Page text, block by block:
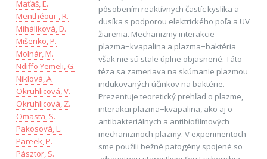
Maťáš, E.
Menthéour , R.
Miháliková, D.
Mišenko, P.
Molnár, M.
Ndiffo Yemeli, G.
Niklová, A.
Okruhlicová, V.
Okruhlicová, Z.
Omasta, S.
Pakosová, L.
Pareek, P.
Pásztor, S.
pôsobením reaktívnych častíc kyslíka a
dusíka s podporou elektrického poľa a UV
žiarenia. Mechanizmy interakcie
plazma−kvapalina a plazma−baktéria
však nie sú stale úplne objasnené. Táto
téza sa zameriava na skúmanie plazmou
indukovaných účinkov na baktérie.
Prezentuje teoretický prehľad o plazme,
interakcii plazma−kvapalina, ako aj o
antibakteriálnych a antibiofilmových
mechanizmoch plazmy. V experimentoch
sme použili bežné patogény spojené so